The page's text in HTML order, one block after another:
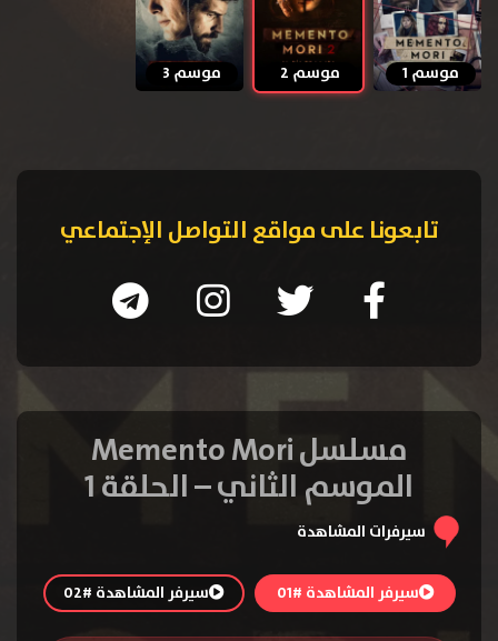
موسم 1 موسم 2 موسم 3
تابعونا على مواقع التواصل الإجتماعي
مسلسل Memento Mori
الموسم الثاني – الحلقة 1
سيرفرات المشاهدة
سيرفر المشاهدة #01 سيرفر المشاهدة #02